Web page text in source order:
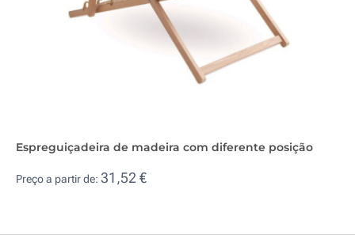
Espreguiçadeira de madeira com diferente posição
Preço a partir de: 31,52 €